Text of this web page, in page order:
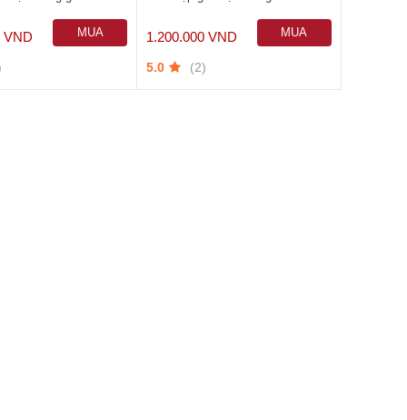
VND
MUA
1.200.000 VND
MUA
5.0 (2)